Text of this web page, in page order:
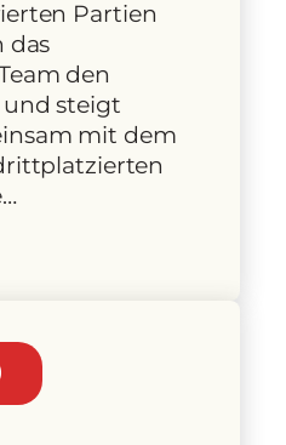
Partien
das
den
und steigt
mit dem